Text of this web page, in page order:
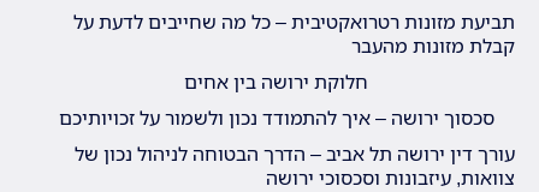
תביעת מזונות רטרואקטיבית – כל מה שחייבים לדעת על
קבלת מזונות מהעבר
חלוקת ירושה בין אחים
סכסוך ירושה – איך להתמודד נכון ולשמור על זכויותיכם
עורך דין ירושה תל אביב – הדרך הבטוחה לניהול נכון של
צוואות, עיזבונות וסכסוכי ירושה